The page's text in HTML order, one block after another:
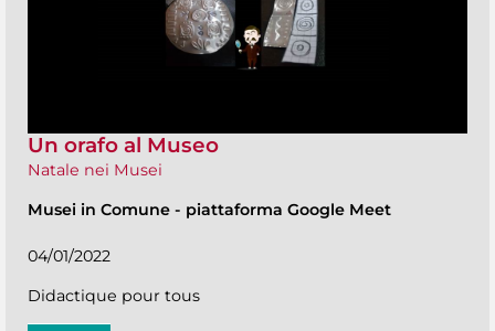
Un orafo al Museo
Natale nei Musei
Musei in Comune - piattaforma Google Meet
04/01/2022
Didactique pour tous